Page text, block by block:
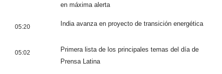
en máxima alerta
05:20 India avanza en proyecto de transición energética
05:02
Primera lista de los principales temas del día de
Prensa Latina